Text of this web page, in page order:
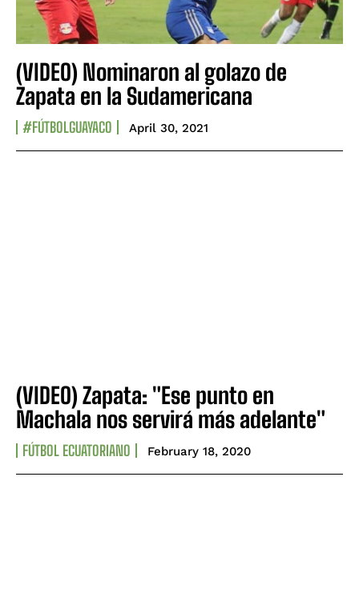
(VIDEO) Nominaron al golazo de
Zapata en la Sudamericana
#FÚTBOLGUAYACO April 30, 2021
(VIDEO) Zapata: "Ese punto en
Machala nos servirá más adelante"
FÚTBOL ECUATORIANO February 18, 2020